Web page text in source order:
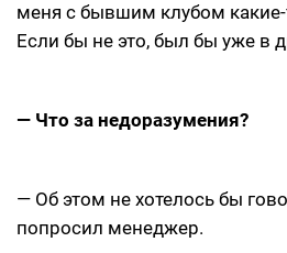
меня с бывшим клубом
Если бы не это, был бы уже в
— Что за недоразумения?
— Об этом не хотелось бы
попросил менеджер.